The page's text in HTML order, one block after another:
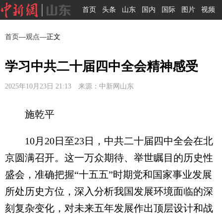
首页 头条 山东 国内 国际 图片 视频
首页—观点—正文
学习中共二十届四中全会精神感受
2025年10月23日 21:13 来源：中新网山东
施乾平
10月20日至23日，中共二十届四中全会在北
京圆满召开。这一万众期待、举世瞩目的历史性
盛会，准确把握“十五五”时期党和国家事业发展
所处历史方位，深入分析我国发展环境面临的深
刻复杂变化，对未来五年发展作出顶层设计和战